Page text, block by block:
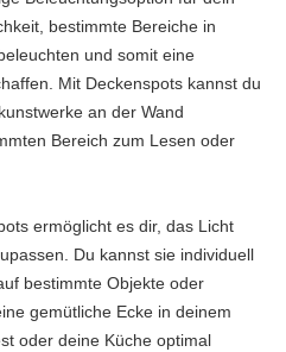
bestimmte Bereiche in
und somit eine
Mit Deckenspots kannst du
an der Wand
Bereich zum Lesen oder
ermöglicht es dir, das Licht
Du kannst sie individuell
bestimmte Objekte oder
gemütliche Ecke in deinem
oder deine Küche optimal